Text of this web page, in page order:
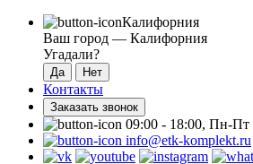
Калифорния
Ваш город — Калифорния
Угадали?
Контакты
Заказать звонок
09:00 - 18:00, Пн-Пт
info@etk-komplekt.ru